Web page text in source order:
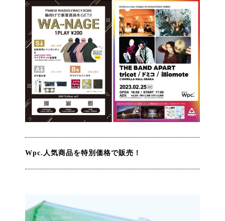
Wpc.人気商品を特別価格で販売！